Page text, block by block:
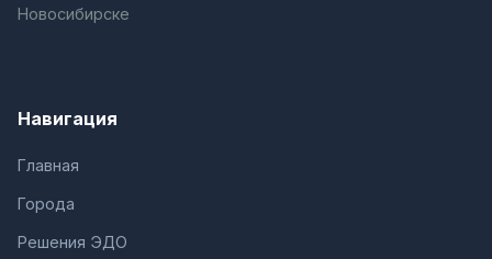
Новосибирске
Навигация
Главная
Города
Решения ЭДО